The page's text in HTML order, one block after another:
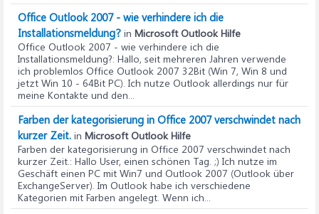
Office Outlook 2007 - wie verhindere ich die
Installationsmeldung? in Microsoft Outlook Hilfe
Office Outlook 2007 - wie verhindere ich die
Installationsmeldung?: Hallo, seit mehreren Jahren verwende
ich problemlos Office Outlook 2007 32Bit (Win 7, Win 8 und
jetzt Win 10 - 64Bit PC). Ich nutze Outlook allerdings nur für
meine Kontakte und den...
Farben der kategorisierung in Office 2007 verschwindet nach
kurzer Zeit. in Microsoft Outlook Hilfe
Farben der kategorisierung in Office 2007 verschwindet nach
kurzer Zeit.: Hallo User, einen schönen Tag. ;) Ich nutze im
Geschäft einen PC mit Win7 und Outlook 2007 (Outlook über
ExchangeServer). Im Outlook habe ich verschiedene
Kategorien mit Farben angelegt. Wenn ich...